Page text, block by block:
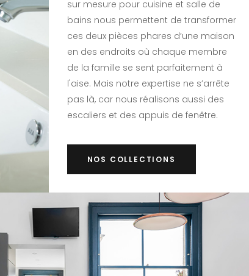
sur mesure pour cuisine et salle de
bains nous permettent de transformer
ces deux pièces phares d’une maison
en des endroits où chaque membre
de la famille se sent parfaitement à
l'aise. Mais notre expertise ne s’arrête
pas là, car nous réalisons aussi des
escaliers et des appuis de fenêtre.
NOS COLLECTIONS